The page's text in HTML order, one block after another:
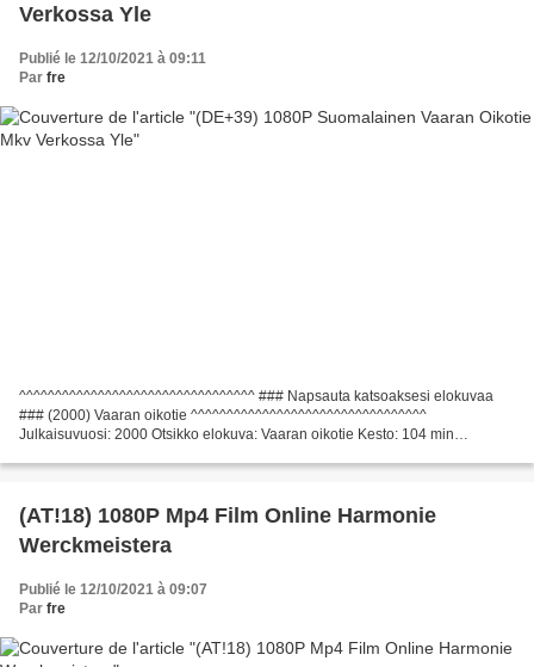
Verkossa Yle
Publié le 12/10/2021 à 09:11
Par fre
^^^^^^^^^^^^^^^^^^^^^^^^^^^^^^^^^ ### Napsauta katsoaksesi elokuvaa
### (2000) Vaaran oikotie ^^^^^^^^^^^^^^^^^^^^^^^^^^^^^^^^^
Julkaisuvuosi: 2000 Otsikko elokuva: Vaaran oikotie Kesto: 104 min
(AT!18) 1080P Mp4 Film Online Harmonie
Werckmeistera
Publié le 12/10/2021 à 09:07
Par fre